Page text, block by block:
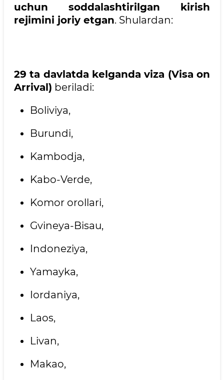
uchun soddalashtirilgan kirish
rejimini joriy etgan. Shulardan:
29 ta davlatda kelganda viza (Visa on
Arrival) beriladi:
Boliviya,
Burundi,
Kambodja,
Kabo-Verde,
Komor orollari,
Gvineya-Bisau,
Indoneziya,
Yamayka,
Iordaniya,
Laos,
Livan,
Makao,